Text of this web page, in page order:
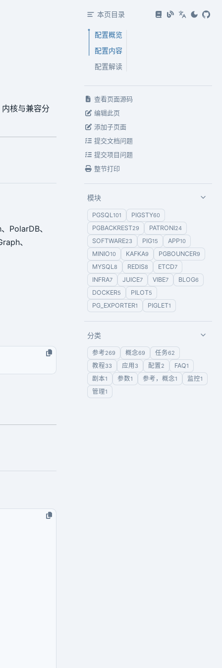
核与兼容分
PolarDB、
、
本页目录
配置概览
配置内容
配置解读
查看页面源码
编辑此页
添加子页面
提交文档问题
提交项目问题
整节打印
模块
PGSQL101 PIGSTY60
PGBACKREST29 PATRONI24
SOFTWARE23 PIG15 APP10
MINIO10 KAFKA9 PGBOUNCER9
MYSQL8 REDIS8 ETCD7
INFRA7 JUICE7 VIBE7 BLOG6
DOCKER5 PILOT5
PG_EXPORTER1 PIGLET1
分类
参考269 概念69 任务62
教程33 应用 3 配置2 FAQ1
剧本1 参数1 参考，概念1 监控1
管理1